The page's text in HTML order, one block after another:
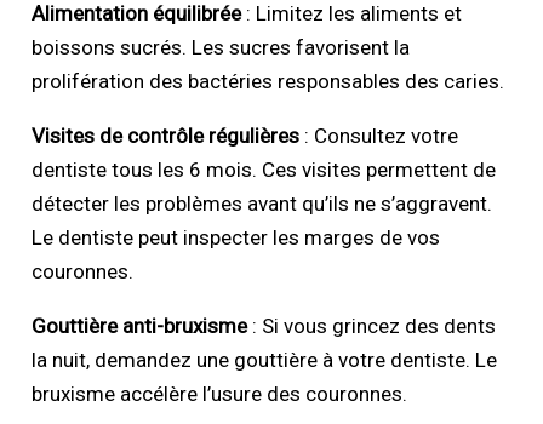
Alimentation équilibrée: Limitez les aliments et
boissons sucrés. Les sucres favorisent la
prolifération des bactéries responsables des caries.
Visites de contrôle régulières : Consultez votre
dentiste tous les 6 mois. Ces visites permettent de
détecter les problèmes avant qu’ils ne s’aggravent.
Le dentiste peut inspecter les marges de vos
couronnes.
Gouttière anti-bruxisme: Si vous grincez des dents
la nuit, demandez une gouttière à votre dentiste. Le
bruxisme accélère l’usure des couronnes.